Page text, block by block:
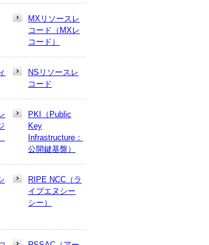
MXリソースレ
コード（MXレ
コード）
NSリソースレ
コード
PKI（Public
Key
Infrastructure：
公開鍵基盤）
RIPE NCC（ラ
イプエヌシー
シー）